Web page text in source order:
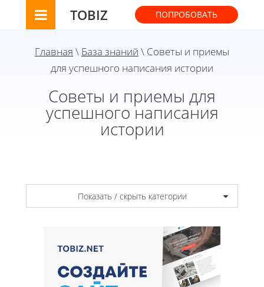
TOBIZ ПОПРОБОВАТЬ
Главная \ База знаний \ Советы и приемы
для успешного написания истории
Советы и приемы для
успешного написания
истории
Показать / скрыть категории